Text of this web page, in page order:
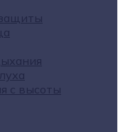
с высоты